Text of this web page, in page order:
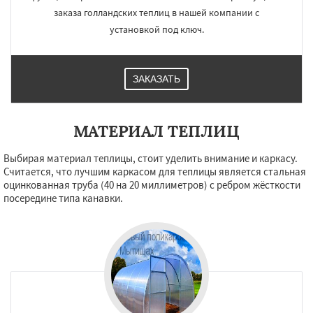
заказа голландских теплиц в нашей компании с
установкой под ключ.
ЗАКАЗАТЬ
МАТЕРИАЛ ТЕПЛИЦ
Выбирая материал теплицы, стоит уделить внимание и каркасу.
Считается, что лучшим каркасом для теплицы является стальная
оцинкованная труба (40 на 20 миллиметров) с ребром жёсткости
посередине типа канавки.